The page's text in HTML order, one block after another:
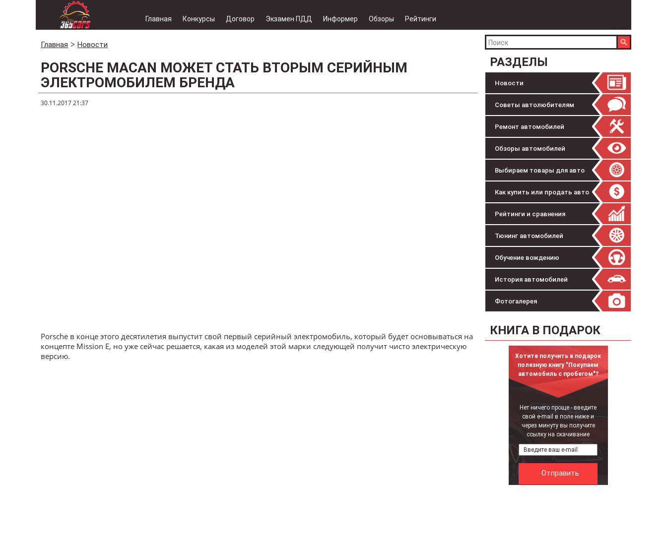
Главная Конкурсы Договор Экзамен ПДД Информер Обзоры Рейтинги
РАЗДЕЛЫ
Новости
Советы автолюбителям
Ремонт автомобилей
Обзоры автомобилей
Выбираем товары для авто
Как купить или продать авто
Рейтинги и сравнения
Тюнинг автомобилей
Обучение вождению
История автомобилей
Фотогалерея
КНИГА В ПОДАРОК
Хотите получить в подарок
полезную книгу "Покупаем
автомобиль с пробегом"?
Нет ничего проще - введите
свой e-mail в поле ниже и
через минуту вы получите
ссылку на скачивание
Главная Новости
PORSCHE MACAN МОЖЕТ СТАТЬ ВТОРЫМ СЕРИЙНЫМ
ЭЛЕКТРОМОБИЛЕМ БРЕНДА
30.11.2017 21:37
Porsche в конце этого десятилетия выпустит свой первый серийный электромобиль, который будет основываться на
концепте Mission E, но уже сейчас решается, какая из моделей этой марки следующей получит чисто электрическую
версию.